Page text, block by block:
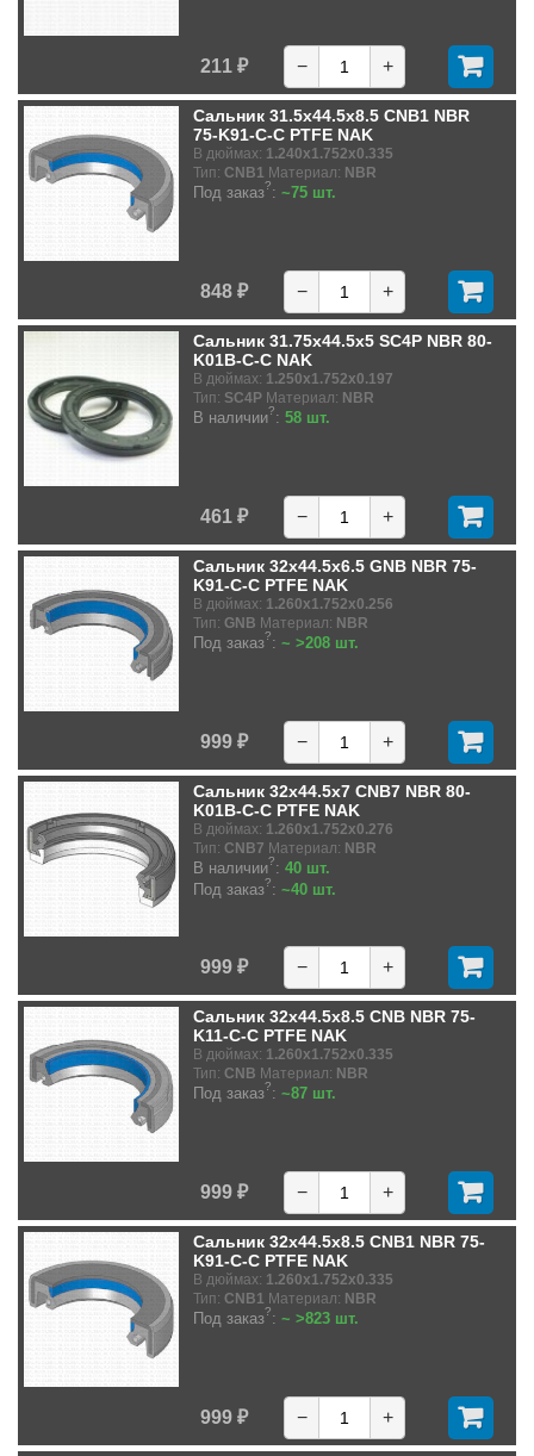
211 ₽ − +
Сальник 31.5x44.5x8.5 CNB1 NBR
75-K91-C-C PTFE NAK
В дюймах: 1.240x1.752x0.335
Тип: CNB1 Материал: NBR
Под заказ?: ~75 шт.
848 ₽ − +
Сальник 31.75x44.5x5 SC4P NBR 80-
K01B-C-C NAK
В дюймах: 1.250x1.752x0.197
Тип: SC4P Материал: NBR
В наличии?: 58 шт.
461 ₽ − +
Сальник 32x44.5x6.5 GNB NBR 75-
K91-C-C PTFE NAK
В дюймах: 1.260x1.752x0.256
Тип: GNB Материал: NBR
Под заказ?: ~ >208 шт.
999 ₽ − +
Сальник 32x44.5x7 CNB7 NBR 80-
K01B-C-C PTFE NAK
В дюймах: 1.260x1.752x0.276
Тип: CNB7 Материал: NBR
В наличии?: 40 шт.
Под заказ?: ~40 шт.
999 ₽ − +
Сальник 32x44.5x8.5 CNB NBR 75-
K11-C-C PTFE NAK
В дюймах: 1.260x1.752x0.335
Тип: CNB Материал: NBR
Под заказ?: ~87 шт.
999 ₽ − +
Сальник 32x44.5x8.5 CNB1 NBR 75-
K91-C-C PTFE NAK
В дюймах: 1.260x1.752x0.335
Тип: CNB1 Материал: NBR
Под заказ?: ~ >823 шт.
999 ₽ − +